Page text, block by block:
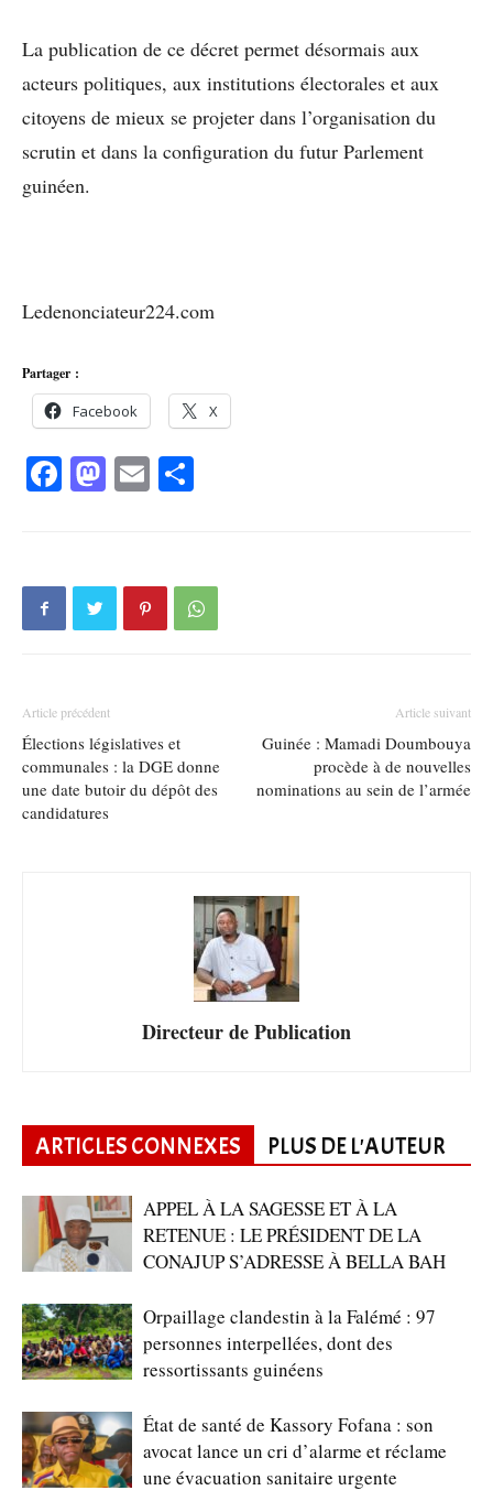
La publication de ce décret permet désormais aux
acteurs politiques, aux institutions électorales et aux
citoyens de mieux se projeter dans l’organisation du
scrutin et dans la configuration du futur Parlement
guinéen.
Ledenonciateur224.com
Partager :
Facebook X
Facebook
Mastodon
Email
Article précédent
Élections législatives et
communales : la DGE donne
une date butoir du dépôt des
candidatures
Article suivant
Guinée : Mamadi Doumbouya
procède à de nouvelles
nominations au sein de l’armée
Directeur de Publication
ARTICLES CONNEXES PLUS DE L'AUTEUR
APPEL À LA SAGESSE ET À LA
RETENUE : LE PRÉSIDENT DE LA
CONAJUP S’ADRESSE À BELLA BAH
Orpaillage clandestin à la Falémé : 97
personnes interpellées, dont des
ressortissants guinéens
État de santé de Kassory Fofana : son
avocat lance un cri d’alarme et réclame
une évacuation sanitaire urgente